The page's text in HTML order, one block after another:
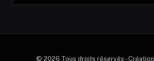
© 2026 Tous droits réservés - Création